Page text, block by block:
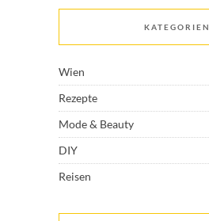
KATEGORIEN
Wien
Rezepte
Mode & Beauty
DIY
Reisen